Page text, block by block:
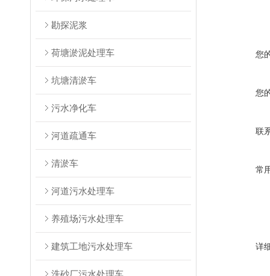
勘探泥浆
荷塘淤泥处理车
坑塘清淤车
污水净化车
河道疏通车
清淤车
河道污水处理车
养殖场污水处理车
建筑工地污水处理车
洗砂厂污水处理车
您
您
联
常
详